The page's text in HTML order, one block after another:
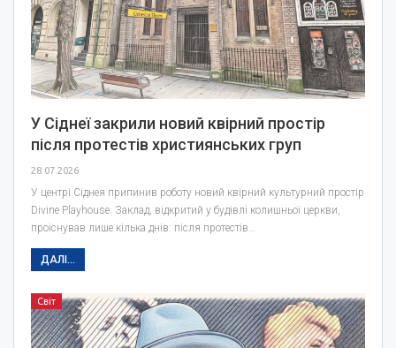
У Сіднеї закрили новий квірний простір
після протестів християнських груп
28.07.2026
У центрі Сіднея припинив роботу новий квірний культурний простір
Divine Playhouse. Заклад, відкритий у будівлі колишньої церкви,
проіснував лише кілька днів: після протестів…
ДАЛІ...
Світ